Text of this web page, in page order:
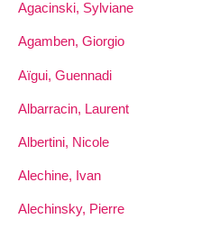
Agacinski, Sylviane
Agamben, Giorgio
Aïgui, Guennadi
Albarracin, Laurent
Albertini, Nicole
Alechine, Ivan
Alechinsky, Pierre